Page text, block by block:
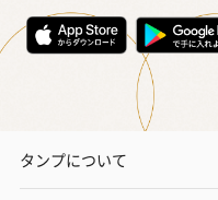
タンプについて